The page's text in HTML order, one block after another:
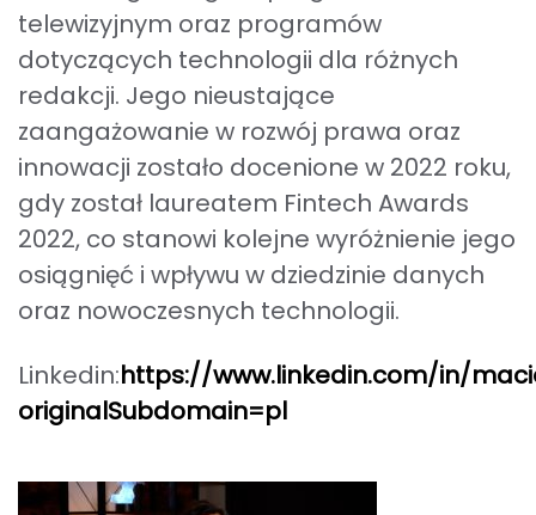
telewizyjnym oraz programów
dotyczących technologii dla różnych
redakcji. Jego nieustające
zaangażowanie w rozwój prawa oraz
innowacji zostało docenione w 2022 roku,
gdy został laureatem Fintech Awards
2022, co stanowi kolejne wyróżnienie jego
osiągnięć i wpływu w dziedzinie danych
oraz nowoczesnych technologii.
Linkedin:https://www.linkedin.com/in/
originalSubdomain=pl